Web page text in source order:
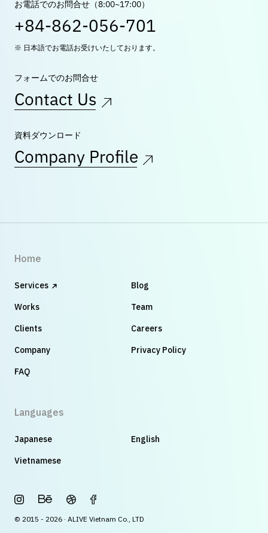
お電話でのお問合せ（8:00~17:00）
+84-862-056-701
※ 日本語でお電話お受けいたしております。
フォームでのお問合せ
Contact Us
資料ダウンロード
Company Profile
© 2015 - 2026 · ALIVE Vietnam Co., LTD
Home
Services
Works
Clients
Company
FAQ
Blog
Team
Careers
Privacy Policy
Languages
Japanese
English
Vietnamese